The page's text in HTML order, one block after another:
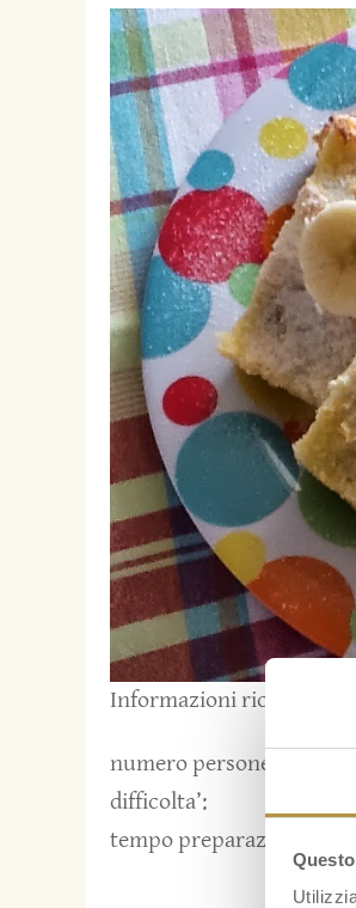
Informazioni ricetta:
numero persone:
difficolta’:
tempo preparazione: